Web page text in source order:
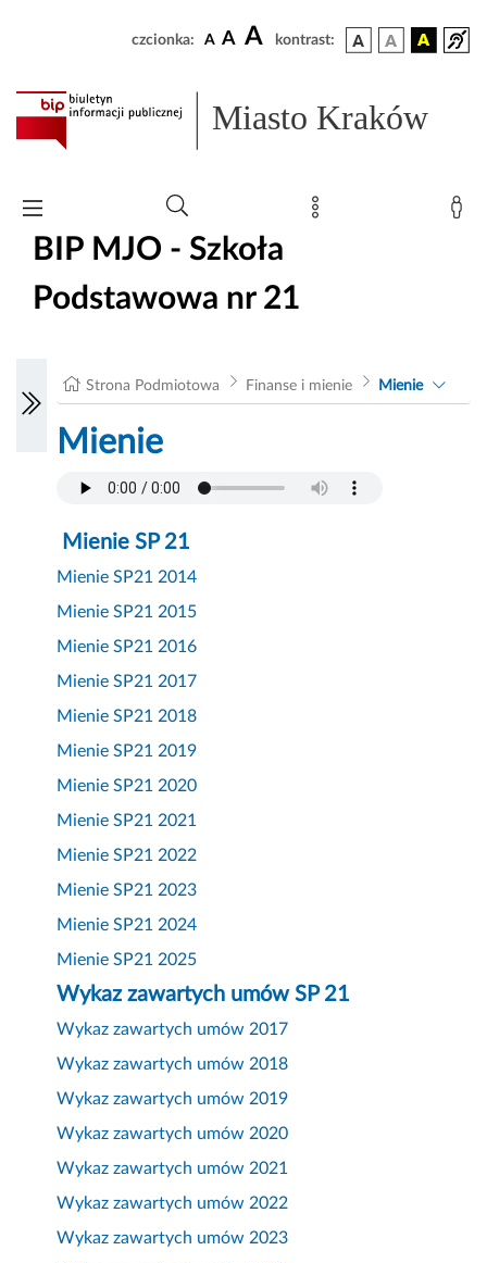
czcionka: A A A kontrast:
Miasto Kraków
BIP MJO - Szkoła
Podstawowa nr 21
Strona Podmiotowa Finanse i mienie Mienie
Mienie
Mienie SP 21
Mienie SP21 2014
Mienie SP21 2015
Mienie SP21 2016
Mienie SP21 2017
Mienie SP21 2018
Mienie SP21 2019
Mienie SP21 2020
Mienie SP21 2021
Mienie SP21 2022
Mienie SP21 2023
Mienie SP21 2024
Mienie SP21 2025
Wykaz zawartych umów SP 21
Wykaz zawartych umów 2017
Wykaz zawartych umów 2018
Wykaz zawartych umów 2019
Wykaz zawartych umów 2020
Wykaz zawartych umów 2021
Wykaz zawartych umów 2022
Wykaz zawartych umów 2023